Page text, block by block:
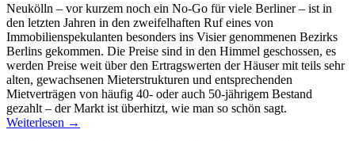
Neukölln – vor kurzem noch ein No-Go für viele Berliner – ist in
den letzten Jahren in den zweifelhaften Ruf eines von
Immobilienspekulanten besonders ins Visier genommenen Bezirks
Berlins gekommen. Die Preise sind in den Himmel geschossen, es
werden Preise weit über den Ertragswerten der Häuser mit teils sehr
alten, gewachsenen Mieterstrukturen und entsprechenden
Mietverträgen von häufig 40- oder auch 50-jährigem Bestand
gezahlt – der Markt ist überhitzt, wie man so schön sagt.
Weiterlesen →